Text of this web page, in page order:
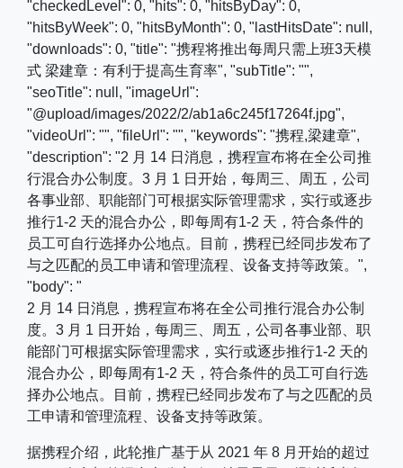
"checkedLevel": 0, "hits": 0, "hitsByDay": 0,
"hitsByWeek": 0, "hitsByMonth": 0, "lastHitsDate": null,
"downloads": 0, "title": "携程将推出每周只需上班3天模
式 梁建章：有利于提高生育率", "subTitle": "",
"seoTitle": null, "imageUrl":
"@upload/images/2022/2/ab1a6c245f17264f.jpg",
"videoUrl": "", "fileUrl": "", "keywords": "携程,梁建章",
"description": "2 月 14 日消息，携程宣布将在全公司推
行混合办公制度。3 月 1 日开始，每周三、周五，公司
各事业部、职能部门可根据实际管理需求，实行或逐步
推行1-2 天的混合办公，即每周有1-2 天，符合条件的
员工可自行选择办公地点。目前，携程已经同步发布了
与之匹配的员工申请和管理流程、设备支持等政策。",
"body": "
2 月 14 日消息，携程宣布将在全公司推行混合办公制
度。3 月 1 日开始，每周三、周五，公司各事业部、职
能部门可根据实际管理需求，实行或逐步推行1-2 天的
混合办公，即每周有1-2 天，符合条件的员工可自行选
择办公地点。目前，携程已经同步发布了与之匹配的员
工申请和管理流程、设备支持等政策。
据携程介绍，此轮推广基于从 2021 年 8 月开始的超过